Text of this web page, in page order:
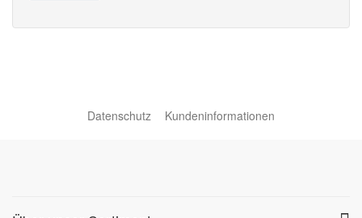
Datenschutz Kundeninformationen